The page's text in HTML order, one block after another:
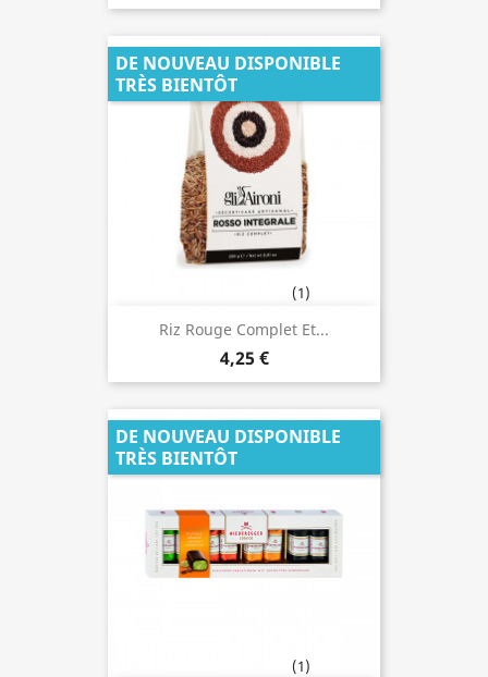
Riz Rouge Complet Et...
4,25 €
(1)
DE NOUVEAU DISPONIBLE
TRÈS BIENTÔT
(1)
DE NOUVEAU DISPONIBLE
TRÈS BIENTÔT